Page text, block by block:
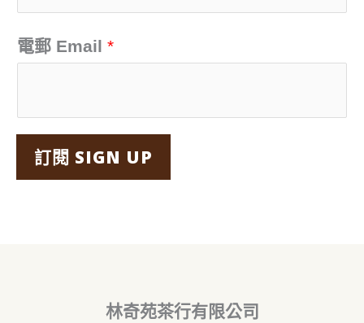
電郵 Email *
訂閱 SIGN UP
林奇苑茶行有限公司